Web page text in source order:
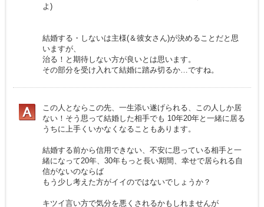
よ)
結婚する・しないは主様(＆彼女さん)が決めることだと思
いますが、
治る！と期待しない方が良いとは思います。
その部分を受け入れて結婚に踏み切るか…ですね。
この人とならこの先、一生添い遂げられる、この人しか居
ない！そう思って結婚した相手でも 10年20年と一緒に居る
うちに上手くいかなくなることもあります。
結婚する前から信用できない、不安に思っている相手と一
緒になって20年、30年もっと長い期間、幸せで居られる自
信がないのならば
もう少し考えた方がイイのではないでしょうか？
キツイ言い方で気分を悪くされるかもしれませんが